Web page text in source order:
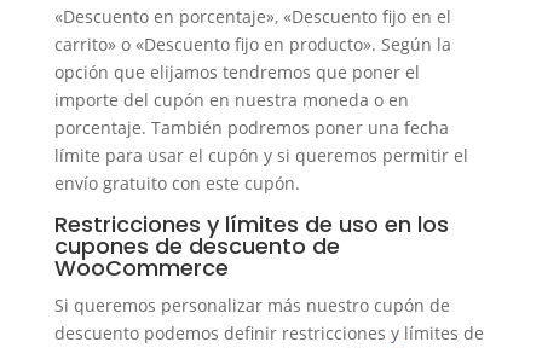
«Descuento en porcentaje», «Descuento fijo en el
carrito» o «Descuento fijo en producto». Según la
opción que elijamos tendremos que poner el
importe del cupón en nuestra moneda o en
porcentaje. También podremos poner una fecha
límite para usar el cupón y si queremos permitir el
envío gratuito con este cupón.
Restricciones y límites de uso en los
cupones de descuento de
WooCommerce
Si queremos personalizar más nuestro cupón de
descuento podemos definir restricciones y límites de